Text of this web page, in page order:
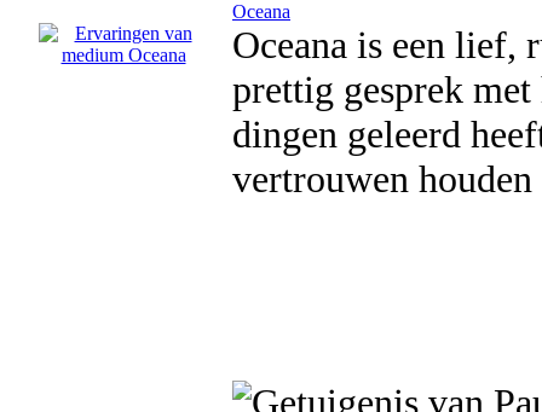
Oceana
Oceana is een lief,
prettig gesprek
dingen geleerd
vertrouwen